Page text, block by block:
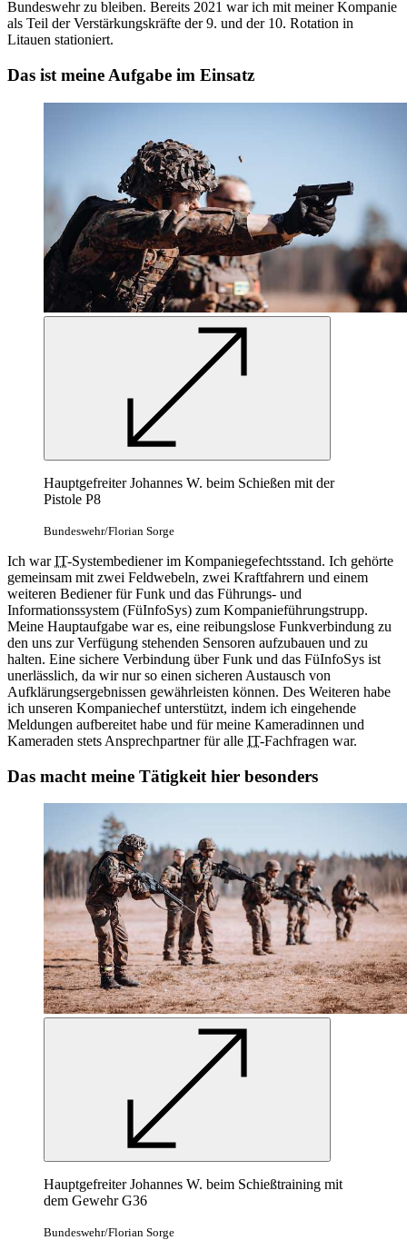
Bundeswehr zu bleiben. Bereits 2021 war ich mit meiner Kompanie
als Teil der Verstärkungskräfte der 9. und der 10. Rotation in
Litauen stationiert.
Das ist meine Aufgabe im Einsatz
Hauptgefreiter Johannes W. beim Schießen mit der
Pistole P8
Bundeswehr/Florian Sorge
Ich warIT-Systembediener im Kompaniegefechtsstand. Ich gehörte
gemeinsam mit zwei Feldwebeln, zwei Kraftfahrern und einem
weiteren Bediener für Funk und das Führungs- und
Informationssystem (FüInfoSys) zum Kompanieführungstrupp.
Meine Hauptaufgabe war es, eine reibungslose Funkverbindung zu
den uns zur Verfügung stehenden Sensoren aufzubauen und zu
halten. Eine sichere Verbindung über Funk und das FüInfoSys ist
unerlässlich, da wir nur so einen sicheren Austausch von
Aufklärungsergebnissen gewährleisten können. Des Weiteren habe
ich unseren Kompaniechef unterstützt, indem ich eingehende
Meldungen aufbereitet habe und für meine Kameradinnen und
Kameraden stets Ansprechpartner für alle IT-Fachfragen war.
Das macht meine Tätigkeit hier besonders
Hauptgefreiter Johannes W. beim Schießtraining mit
dem Gewehr G36
Bundeswehr/Florian Sorge